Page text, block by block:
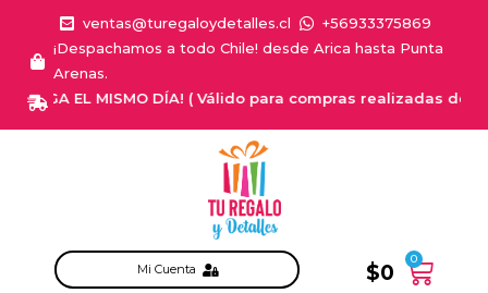
ventas@turegaloydetalles.cl
+56933375869
¡Despachamos a todo Chile! desde Arica hasta Punta
Arenas.
EL MISMO DÍA! ( Válido para compras realizadas de
Mi Cuenta $0
0